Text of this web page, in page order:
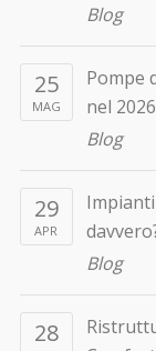
Blog
25
MAG
Pompe
nel
Blog
29
APR
Blog
28